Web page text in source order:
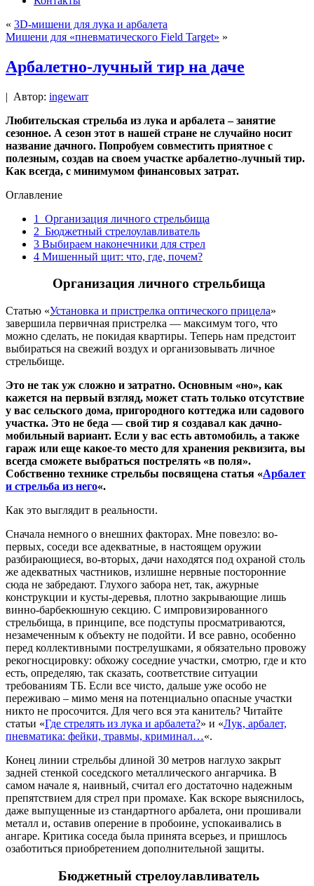
« 3D-мишени для лука и арбалета
Мишени для «пневматического Field Target» »
Арбалетно-лучный тир на даче
| Автор: ingewarr
Любительская стрельба из лука и арбалета – занятие
сезонное. А сезон этот в нашей стране не случайно носит
название дачного. Попробуем совместить приятное с
полезным, создав на своем участке арбалетно-лучный тир.
Как всегда, с минимумом финансовых затрат.
Оглавление
1
Организация личного стрельбища
2 Бюджетный стрелоулавливатель
3 Выбираем наконечники для стрел
4 Мишенный щит: что, где, почем?
Организация личного стрельбища
Статью «Установка и пристрелка оптического прицела»
завершила первичная пристрелка — максимум того, что
можно сделать, не покидая квартиры. Теперь нам предстоит
выбираться на свежий воздух и организовывать личное
стрельбище.
Это не так уж сложно и затратно. Основным «но», как
кажется на первый взгляд, может стать только отсутствие
у вас сельского дома, пригородного коттеджа или садового
участка. Это не беда — свой тир я создавал как дачно-
мобильный вариант. Если у вас есть автомобиль, а также
гараж или еще какое-то место для хранения реквизита, вы
всегда сможете выбраться пострелять «в поля».
Собственно технике стрельбы посвящена статья «Арбалет
и стрельба из него«.
Как это выглядит в реальности.
Сначала немного о внешних факторах. Мне повезло: во-
первых, соседи все адекватные, в настоящем оружии
разбирающиеся, во-вторых, дачи находятся под охраной столь
же адекватных частников, излишне нервные посторонние
сюда не забредают. Глухого забора нет, так, ажурные
конструкции и кусты-деревья, плотно закрывающие лишь
винно-барбекюшную секцию. С импровизированного
стрельбища, в принципе, все подступы просматриваются,
незамеченным к объекту не подойти. И все равно, особенно
перед коллективными пострелушками, я обязательно провожу
рекогносцировку: обхожу соседние участки, смотрю, где и кто
есть, определяю, так сказать, соответствие ситуации
требованиям ТБ. Если все чисто, дальше уже особо не
переживаю – мимо меня на потенциально опасные участки
никто не просочится. Для чего вся эта канитель? Читайте
статьи «Где стрелять из лука и арбалета?» и «Лук, арбалет,
пневматика: фейки, травмы, криминал…«.
Конец линии стрельбы длиной 30 метров наглухо закрыт
задней стенкой соседского металлического ангарчика. В
самом начале я, наивный, считал его достаточно надежным
препятствием для стрел при промахе. Как вскоре выяснилось,
даже выпущенные из стандартного арбалета, они прошивали
металл и, оставив оперение в пробоине, успокаивались в
ангаре. Критика соседа была принята всерьез, и пришлось
озаботиться приобретением дополнительной защиты.
Бюджетный стрелоулавливатель